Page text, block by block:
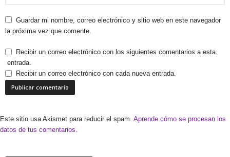
Guardar mi nombre, correo electrónico y sitio web en este navegador
la próxima vez que comente.
Recibir un correo electrónico con los siguientes comentarios a esta
entrada.
Recibir un correo electrónico con cada nueva entrada.
Este sitio usa Akismet para reducir el spam. Aprende cómo se procesan los
datos de tus comentarios.